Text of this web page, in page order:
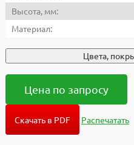
Высота, мм:
Материал:
Цвета,
Цена по запросу
Скачать в PDF Распечатать